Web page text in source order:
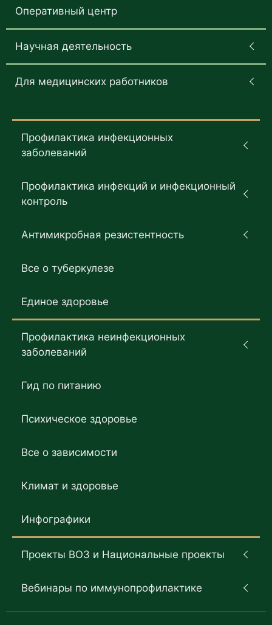
Оперативный центр
Научная деятельность
Для медицинских работников
Профилактика инфекционных
заболеваний
Профилактика инфекций и инфекционный
контроль
Антимикробная резистентность
Все о туберкулезе
Единое здоровье
Профилактика неинфекционных
заболеваний
Гид по питанию
Психическое здоровье
Все о зависимости
Климат и здоровье
Инфографики
Проекты ВОЗ и Национальные проекты
Вебинары по иммунопрофилактике